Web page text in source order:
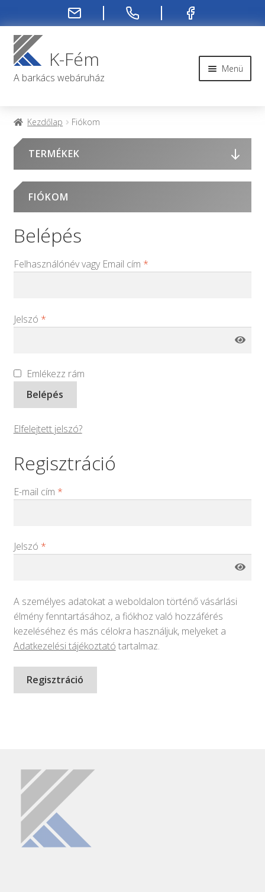
Ugrás
a
navigációhoz
Kilépés
a
tartalombaK-Fém
A barkács webáruház
Menü
Kapcsolat
Rendelés menete
Rólunk
Fiókom
Keresés
Keresés
Kezdőlap Fiókom
FIÓKOM
Belépés
Felhasználónév vagy Email cím *
Jelszó *
Emlékezz rám
Belépés
Elfelejtett jelszó?
Regisztráció
E-mail cím *
Jelszó *
A személyes adatokat a weboldalon történő vásárlási
élmény fenntartásához, a fiókhoz való hozzáférés
kezeléséhez és más célokra használjuk, melyeket a
Adatkezelési tájékoztató tartalmaz.
Regisztráció
TERMÉKEK